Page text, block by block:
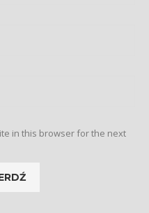
in this browser for the next